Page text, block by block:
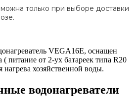
только при выборе доставки
VEGA16E, оснащен
( питание от 2-ух батареек типа R20
нагрева хозяйственной воды.
водонагреватели